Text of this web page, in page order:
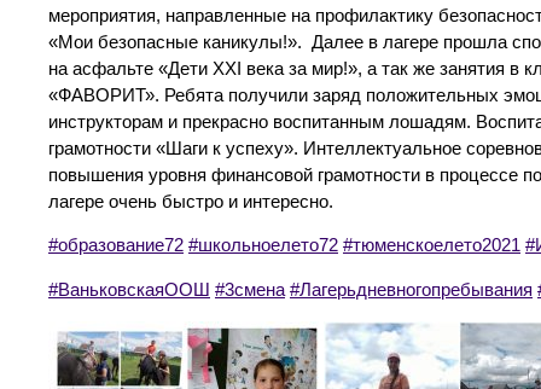
мероприятия, направленные на профилактику
«Мои безопасные каникулы!». Далее в лагере прошла
на асфальте «Дети XXI века за мир!», а так же занятия в
«ФАВОРИТ». Ребята получили заряд положительных
инструкторам и прекрасно воспитанным лошадям.
грамотности «Шаги к успеху». Интеллектуальное
повышения уровня финансовой грамотности в процессе
лагере очень быстро и интересно.
#образование72 #школьноелето72 #тюменскоелето2021
#ВаньковскаяООШ #3смена #Лагерьдневногопребывания